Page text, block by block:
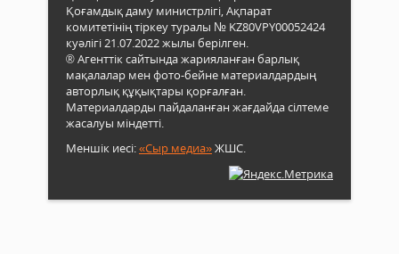
Қоғамдық даму министрлігі, Ақпарат
комитетінің тіркеу туралы № KZ80VPY00052424
куәлігі 21.07.2022 жылы берілген.
® Агенттік сайтында жарияланған барлық
мақалалар мен фото-бейне материалдардың
авторлық құқықтары қорғалған.
Материалдарды пайдаланған жағдайда сілтеме
жасалуы міндетті.
Меншік иесі:«Сыр медиа»ЖШС.